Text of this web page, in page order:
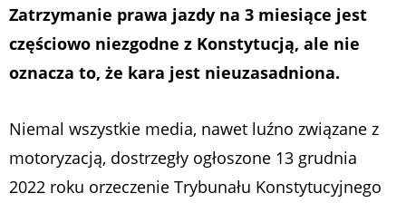
Zatrzymanie prawa jazdy na 3 miesiące jest
częściowo niezgodne z Konstytucją, ale nie
oznacza to, że kara jest nieuzasadniona.
Niemal wszystkie media, nawet luźno związane z
motoryzacją, dostrzegły ogłoszone 13 grudnia
2022 roku orzeczenie Trybunału Konstytucyjnego